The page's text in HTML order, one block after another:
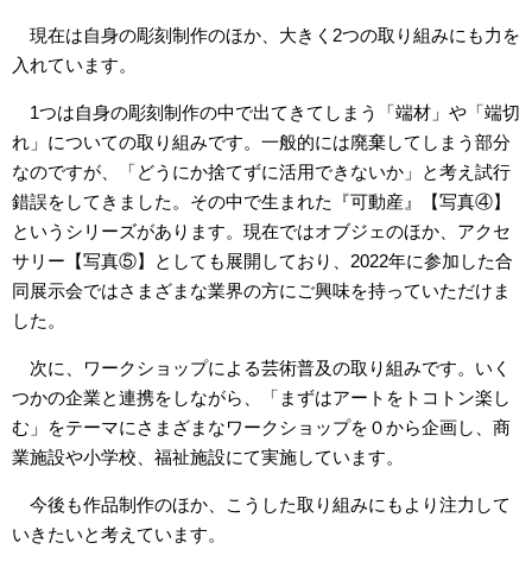
現在は自身の彫刻制作のほか、大きく2つの取り組みにも力を
入れています。
1つは自身の彫刻制作の中で出てきてしまう「端材」や「端切
れ」についての取り組みです。一般的には廃棄してしまう部分
なのですが、「どうにか捨てずに活用できないか」と考え試行
錯誤をしてきました。その中で生まれた『可動産』【写真④】
というシリーズがあります。現在ではオブジェのほか、アクセ
サリー【写真⑤】としても展開しており、2022年に参加した合
同展示会ではさまざまな業界の方にご興味を持っていただけま
した。
次に、ワークショップによる芸術普及の取り組みです。いく
つかの企業と連携をしながら、「まずはアートをトコトン楽し
む」をテーマにさまざまなワークショップを０から企画し、商
業施設や小学校、福祉施設にて実施しています。
今後も作品制作のほか、こうした取り組みにもより注力して
いきたいと考えています。